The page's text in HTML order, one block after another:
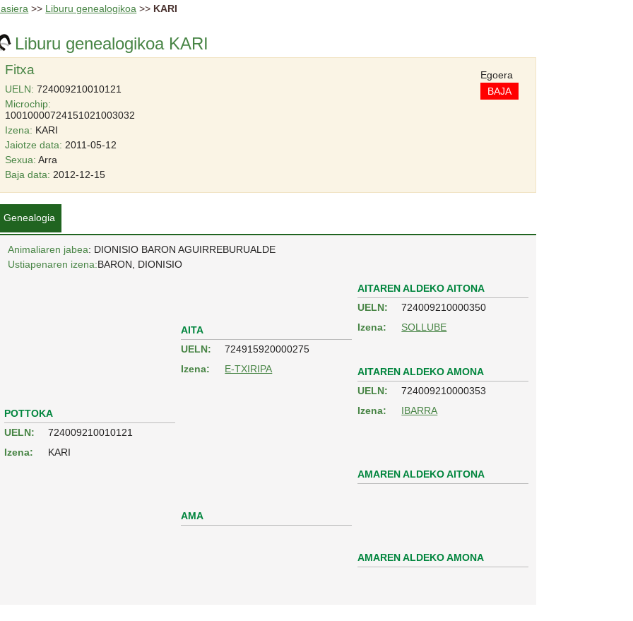
>> Liburu genealogikoa >> KARI
Liburu genealogikoa KARI
Fitxa
UELN: 724009210010121
Microchip:
10010000724151021003032
Izena: KARI
Jaiotze data: 2011-05-12
Sexua: Arra
Egoera
BAJA
Baja data: 2012-12-15
Genealogia
Animaliaren jabea: DIONISIO BARON AGUIRREBURUALDE
Ustiapenaren izena:BARON, DIONISIO
POTTOKA
UELN:
724009210010121
Izena:
KARI
AITA
UELN:
724915920000275
Izena:
E-TXIRIPA
AITAREN ALDEKO AITONA
UELN:
724009210000350
Izena:
SOLLUBE
AITAREN ALDEKO AMONA
UELN:
724009210000353
Izena:
IBARRA
AMA
AMAREN ALDEKO AITONA
AMAREN ALDEKO AMONA